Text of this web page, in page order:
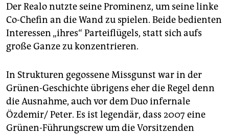
Der Realo nutzte seine Prominenz, um seine linke
Co-Chefin an die Wand zu spielen. Beide bedienten
Interessen „ihres“ Parteiflügels, statt sich aufs
große Ganze zu konzentrieren.
In Strukturen gegossene Missgunst war in der
Grünen-Geschichte übrigens eher die Regel denn
die Ausnahme, auch vor dem Duo infernale
Özdemir/ Peter. Es ist legendär, dass 2007 eine
Grünen-Führungscrew um die Vorsitzenden